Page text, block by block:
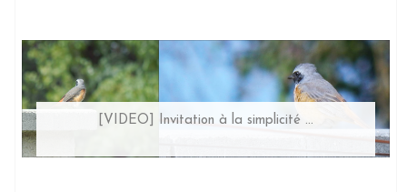
[VIDEO] Invitation à la simplicité ...